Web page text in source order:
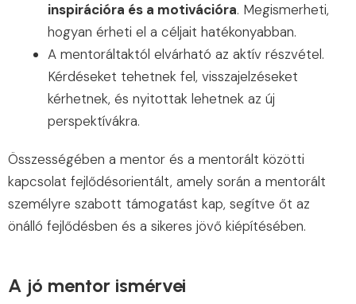
inspirációra és a motivációra. Megismerheti,
hogyan érheti el a céljait hatékonyabban.
A mentoráltaktól elvárható az aktív részvétel.
Kérdéseket tehetnek fel, visszajelzéseket
kérhetnek, és nyitottak lehetnek az új
perspektívákra.
Összességében a mentor és a mentorált közötti
kapcsolat fejlődésorientált, amely során a mentorált
személyre szabott támogatást kap, segítve őt az
önálló fejlődésben és a sikeres jövő kiépítésében.
A jó mentor ismérvei